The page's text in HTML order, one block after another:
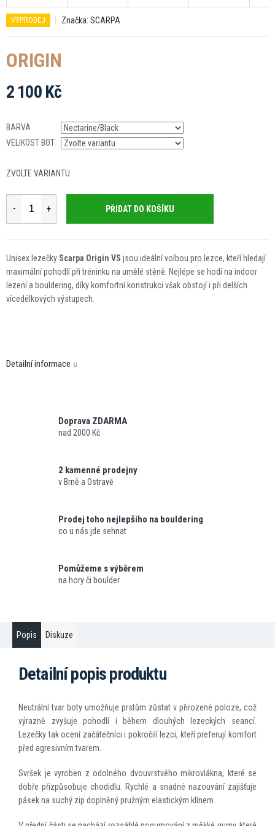
VÝPRODEJ Značka: SCARPA
ORIGIN
2 100 Kč
cena:
BARVA
VELIKOST BOT
ZVOLTE VARIANTU
PŘIDAT DO KOŠÍKU
Unisex lezečky Scarpa Origin VS jsou ideální volbou pro lezce, kteří hledají
maximální pohodlí při tréninku na umělé stěně. Nejlépe se hodí na indoor
lezení a bouldering, díky komfortní konstrukci však obstojí i při delších
vícedélkových výstupech.
Detailní informace
Doprava ZDARMA
nad 2000 Kč
2 kamenné prodejny
v Brně a Ostravě
Prodej toho nejlepšího na bouldering
co u nás jde sehnat
Pomůžeme s výběrem
na hory či boulder
Popis Diskuze
Detailní popis produktu
Neutrální tvar boty umožňuje prstům zůstat v přirozené poloze, což
výrazně zvyšuje pohodlí i během dlouhých lezeckých seancí.
Lezečky tak ocení začátečníci i pokročilí lezci, kteří preferují komfort
před agresivním tvarem.
Svršek je vyroben z odolného dvouvrstvého mikrovlákna, které se
dobře přizpůsobuje chodidlu. Rychlé a snadné nazouvání zajišťuje
pásek na suchý zip doplněný pružným elastickým klínem.